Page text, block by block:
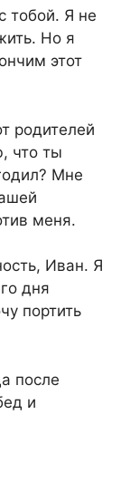
тобой. Я не
Но я
этот
родителей
что ты
Мне
меня.​
Иван. Я
дня
портить
после
и